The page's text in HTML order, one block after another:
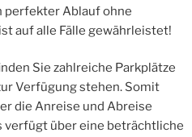
perfekter Ablauf ohne
auf alle Fälle gewährleistet!
Sie zahlreiche Parkplätze
Verfügung stehen. Somit
die Anreise und Abreise
verfügt über eine beträchtliche